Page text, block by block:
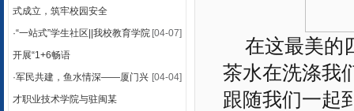
式成立，筑牢校园安全
[04-07]
·“一站式”学生社区||我校教育学院
开展“1+6畅语
[04-04]
·军民共建，鱼水情深——厦门兴
才职业技术学院与驻闽某
在这最美的
茶水在洗涤我
跟随我们一起